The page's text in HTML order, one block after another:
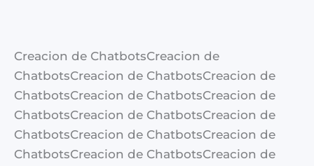
Creacion de ChatbotsCreacion de
ChatbotsCreacion de ChatbotsCreacion de
ChatbotsCreacion de ChatbotsCreacion de
ChatbotsCreacion de ChatbotsCreacion de
ChatbotsCreacion de ChatbotsCreacion de
ChatbotsCreacion de ChatbotsCreacion de